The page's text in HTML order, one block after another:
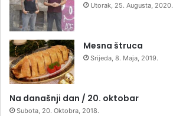
Utorak, 25. Augusta, 2020.
Mesna štruca
Srijeda, 8. Maja, 2019.
Na današnji dan / 20. oktobar
Subota, 20. Oktobra, 2018.